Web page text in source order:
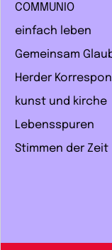
COMMUNIO
einfach leben
Gemeinsam
Herder
kunst und kirche
Lebensspuren
Stimmen der Zeit